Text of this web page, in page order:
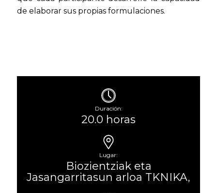
de elaborar sus propias formulaciones.
Duración:
20.0 horas
Lugar:
Biozientziak eta
Jasangarritasun arloa TKNIKA,